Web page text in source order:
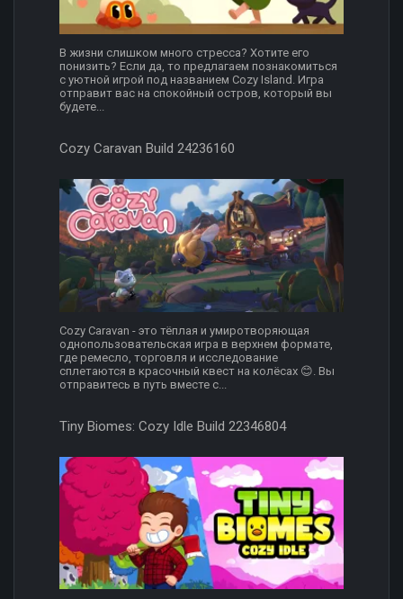
В жизни слишком много стресса? Хотите его
понизить? Если да, то предлагаем познакомиться
с уютной игрой под названием Cozy Island. Игра
отправит вас на спокойный остров, который вы
будете...
Cozy Caravan Build 24236160
Cozy Caravan - это тёплая и умиротворяющая
однопользовательская игра в верхнем формате,
где ремесло, торговля и исследование
сплетаются в красочный квест на колёсах 😊. Вы
отправитесь в путь вместе с...
Tiny Biomes: Cozy Idle Build 22346804